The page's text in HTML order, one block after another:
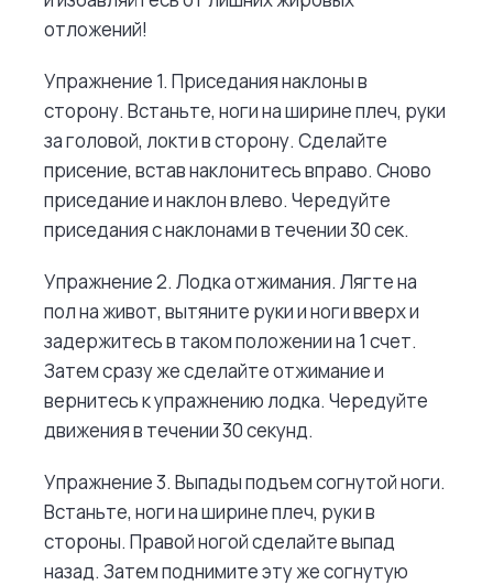
отложений!
Упражнение 1. Приседания наклоны в
сторону. Встаньте, ноги на ширине плеч, руки
за головой, локти в сторону. Сделайте
присение, встав наклонитесь вправо. Сново
приседание и наклон влево. Чередуйте
приседания с наклонами в течении 30 сек.
Упражнение 2. Лодка отжимания. Лягте на
пол на живот, вытяните руки и ноги вверх и
задержитесь в таком положении на 1 счет.
Затем сразу же сделайте отжимание и
вернитесь к упражнению лодка. Чередуйте
движения в течении 30 секунд.
Упражнение 3. Выпады подъем согнутой ноги.
Встаньте, ноги на ширине плеч, руки в
стороны. Правой ногой сделайте выпад
назад. Затем поднимите эту же согнутую